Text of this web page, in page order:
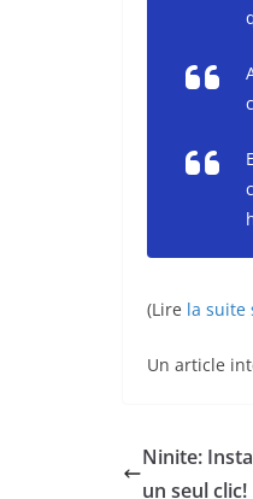
(Lire la suite
Un article
Ninite:
un seul clic!